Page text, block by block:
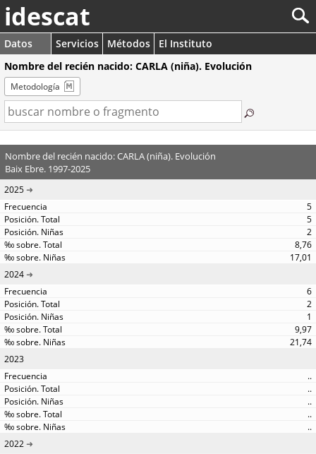
idescat
Datos Servicios Métodos
El Instituto
Nombre del recién nacido: CARLA (niña). Evolución
Metodología
Nombre del recién nacido: CARLA (niña). Evolución
Baix Ebre. 1997-2025
2025
5
5
2
8,76
17,01
2024
6
2
1
9,97
21,74
2023
..
..
..
..
..
2022